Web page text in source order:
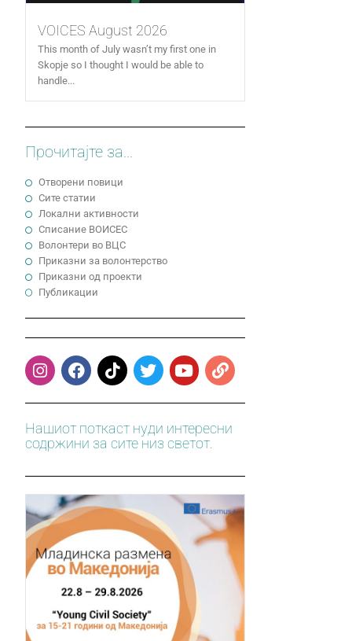
VOICES August 2026
This month of July wasn’t my first one in
Skopje so I thought I would be able to
handle...
Прочитајте за...
Отворени повици
Сите статии
Локални активности
Cписание ВОИСЕС
Волонтери во ВЦС
Приказни за волонтерство
Приказни од проекти
Публикации
Нашиот поткаст нуди интересни
содржини за сите низ светот.